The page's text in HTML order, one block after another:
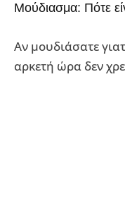
Μούδιασμα: Πότε
Αν μουδιάσατε
αρκετή ώρα δεν